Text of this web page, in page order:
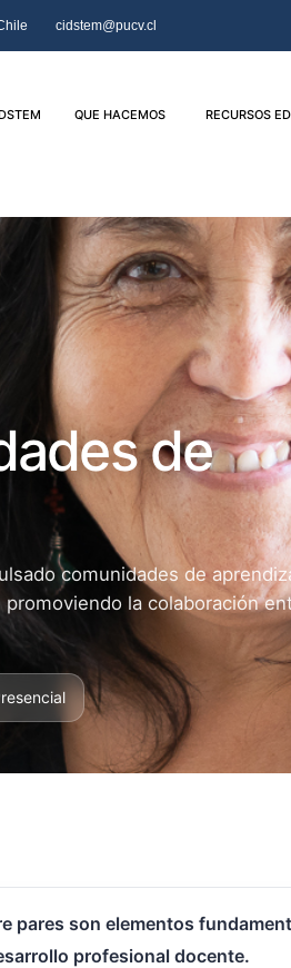
cidstem@pucv.cl
QUE HACEMOS RECURSOS
de
comunidades de
la colaboración
pares son elementos
profesional docente.